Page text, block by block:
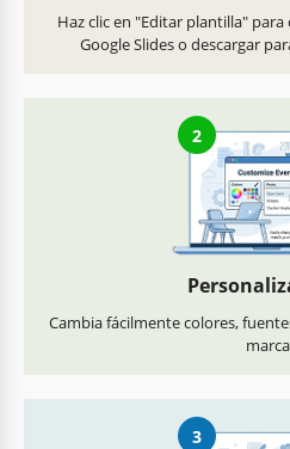
Haz clic en "Editar plantilla"
Google Slides o descargar
2
Cambia fácilmente colores,
marca
3